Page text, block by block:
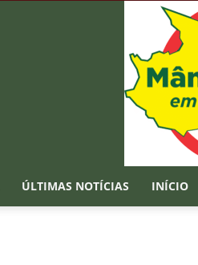
ÚLTIMAS NOTÍCIAS INÍCIO